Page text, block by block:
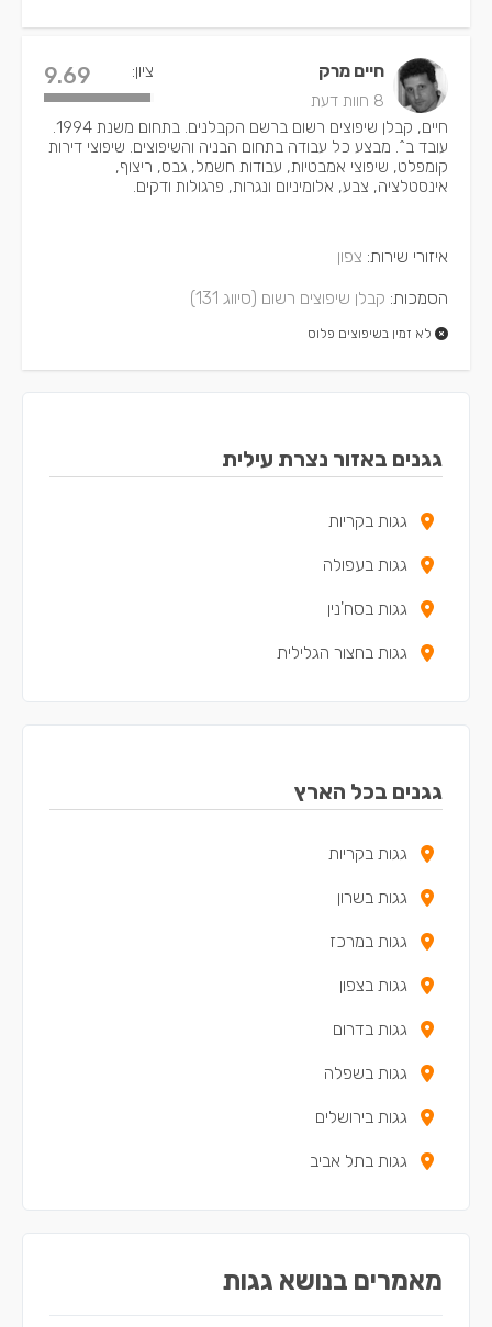
חיים מרק
8 חוות דעת
ציון: 9.69
חיים, קבלן שיפוצים רשום ברשם הקבלנים. בתחום משנת 1994.
עובד ב^. מבצע כל עבודה בתחום הבניה והשיפוצים. שיפוצי דירות
קומפלט, שיפוצי אמבטיות, עבודות חשמל, גבס, ריצוף,
אינסטלציה, צבע, אלומיניום ונגרות, פרגולות ודקים.
איזורי שירות: צפון
הסמכות: קבלן שיפוצים רשום (סיווג 131)
לא זמין בשיפוצים פלוס
גגנים באזור נצרת עילית
גגות בקריות
גגות בעפולה
גגות בסח'נין
גגות בחצור הגלילית
גגנים בכל הארץ
גגות בקריות
גגות בשרון
גגות במרכז
גגות בצפון
גגות בדרום
גגות בשפלה
גגות בירושלים
גגות בתל אביב
מאמרים בנושא גגות